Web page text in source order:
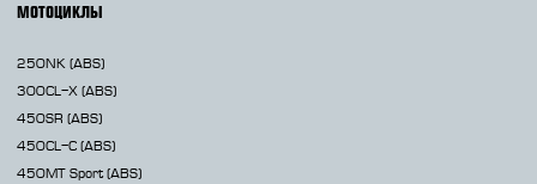
МОТОЦИКЛЫ
250NK (ABS)
300CL-X (ABS)
450SR (ABS)
450CL-C (ABS)
450MT Sport (ABS)